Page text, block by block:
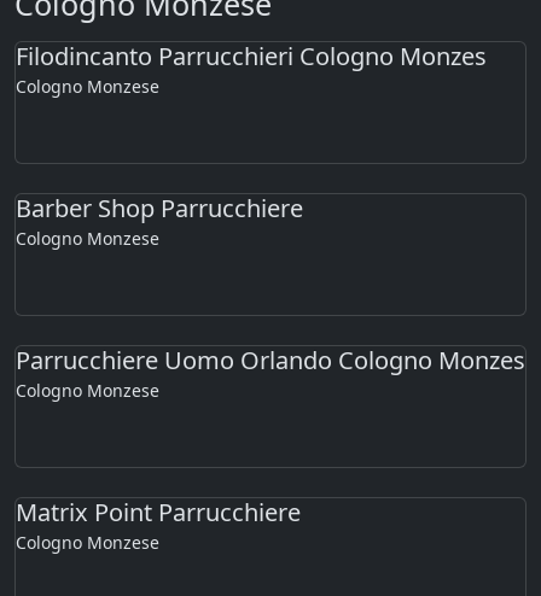
Filodincanto Parrucchieri Cologno Monzes
Cologno Monzese
Barber Shop Parrucchiere
Cologno Monzese
Parrucchiere Uomo Orlando Cologno Monzes
Cologno Monzese
Matrix Point Parrucchiere
Cologno Monzese